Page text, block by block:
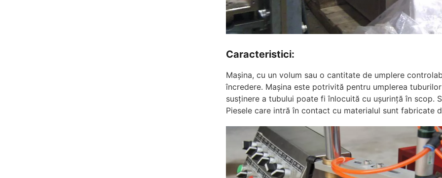
Caracteristici:
Mașina, cu un volum sau o cantitate de umplere
încredere. Mașina este potrivită pentru umplerea
susținere a tubului poate fi înlocuită cu ușurință în scop.
Piesele care intră în contact cu materialul sunt fabricate